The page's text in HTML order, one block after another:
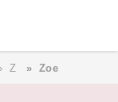
Z Zoe